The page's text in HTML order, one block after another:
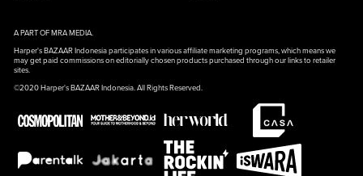
A PART OF MRA MEDIA.
Harper's BAZAAR Indonesia participates in various affiliate marketing programs, which means we
may get paid commissions on editorially chosen products purchased through our links to retailer
sites.
©2020 Harper's BAZAAR Indonesia. All Rights Reserved.